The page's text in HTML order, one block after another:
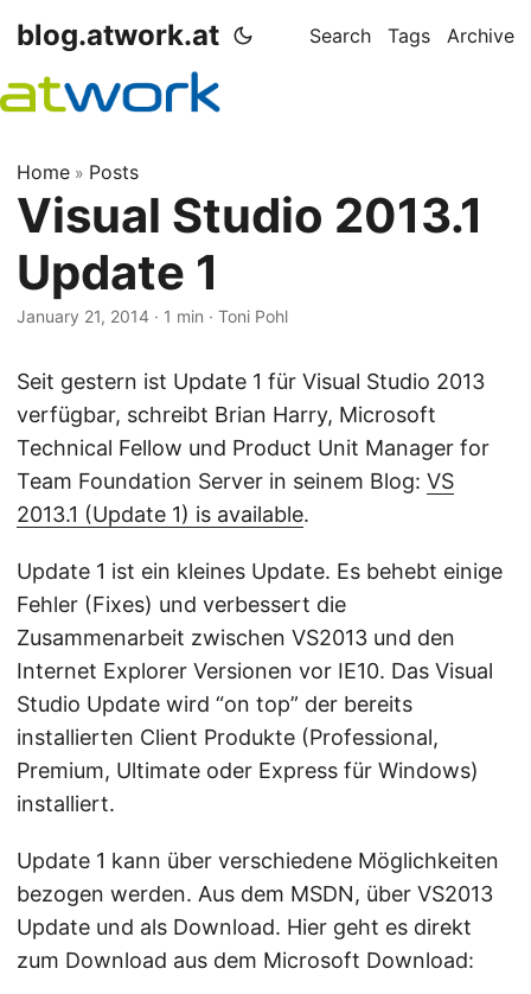
blog.atwork.at Search Tags Archive
Home » Posts
Visual Studio 2013.1
Update 1
January 21, 2014 · 1 min · Toni Pohl
Seit gestern ist Update 1 für Visual Studio 2013
verfügbar, schreibt Brian Harry, Microsoft
Technical Fellow und Product Unit Manager for
Team Foundation Server in seinem Blog: VS
2013.1 (Update 1) is available.
Update 1 ist ein kleines Update. Es behebt einige
Fehler (Fixes) und verbessert die
Zusammenarbeit zwischen VS2013 und den
Internet Explorer Versionen vor IE10. Das Visual
Studio Update wird “on top” der bereits
installierten Client Produkte (Professional,
Premium, Ultimate oder Express für Windows)
installiert.
Update 1 kann über verschiedene Möglichkeiten
bezogen werden. Aus dem MSDN, über VS2013
Update und als Download. Hier geht es direkt
zum Download aus dem Microsoft Download: